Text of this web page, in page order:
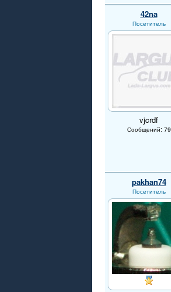
42na
Посетитель
vjcrdf
Сообщений: 79
pakhan74
Посетитель